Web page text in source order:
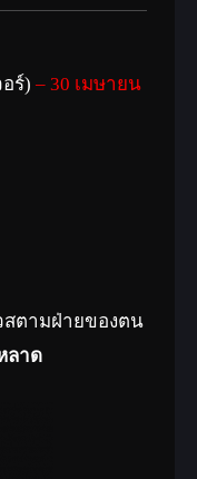
ร์) – 30 เมษายน
สตามฝ่ายของตน
ลาด